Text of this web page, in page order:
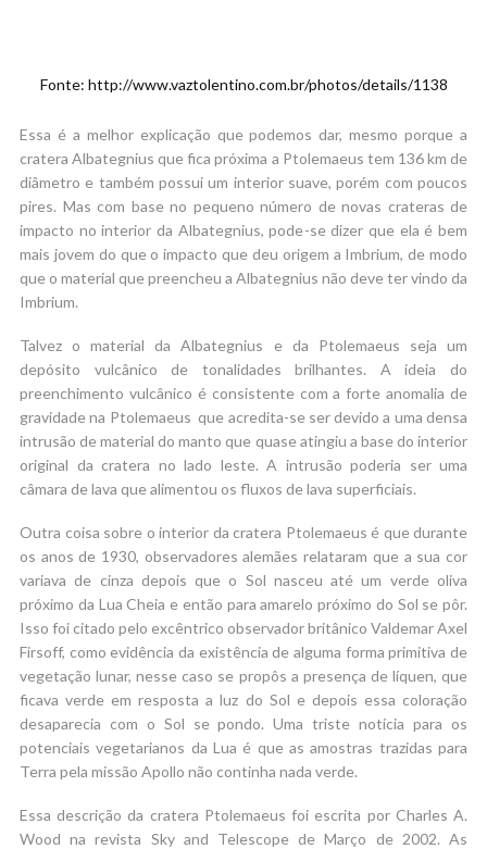
Fonte: http://www.vaztolentino.com.br/photos/details/1138
Essa é a melhor explicação que podemos dar, mesmo porque a
cratera Albategnius que fica próxima a Ptolemaeus tem 136 km de
diâmetro e também possui um interior suave, porém com poucos
pires. Mas com base no pequeno número de novas crateras de
impacto no interior da Albategnius, pode-se dizer que ela é bem
mais jovem do que o impacto que deu origem a Imbrium, de modo
que o material que preencheu a Albategnius não deve ter vindo da
Imbrium.
Talvez o material da Albategnius e da Ptolemaeus seja um
depósito vulcânico de tonalidades brilhantes. A ideia do
preenchimento vulcânico é consistente com a forte anomalia de
gravidade na Ptolemaeus que acredita-se ser devido a uma densa
intrusão de material do manto que quase atingiu a base do interior
original da cratera no lado leste. A intrusão poderia ser uma
câmara de lava que alimentou os fluxos de lava superficiais.
Outra coisa sobre o interior da cratera Ptolemaeus é que durante
os anos de 1930, observadores alemães relataram que a sua cor
variava de cinza depois que o Sol nasceu até um verde oliva
próximo da Lua Cheia e então para amarelo próximo do Sol se pôr.
Isso foi citado pelo excêntrico observador britânico Valdemar Axel
Firsoff, como evidência da existência de alguma forma primitiva de
vegetação lunar, nesse caso se propôs a presença de líquen, que
ficava verde em resposta a luz do Sol e depois essa coloração
desaparecia com o Sol se pondo. Uma triste notícia para os
potenciais vegetarianos da Lua é que as amostras trazidas para
Terra pela missão Apollo não continha nada verde.
Essa descrição da cratera Ptolemaeus foi escrita por Charles A.
Wood na revista Sky and Telescope de Março de 2002. As